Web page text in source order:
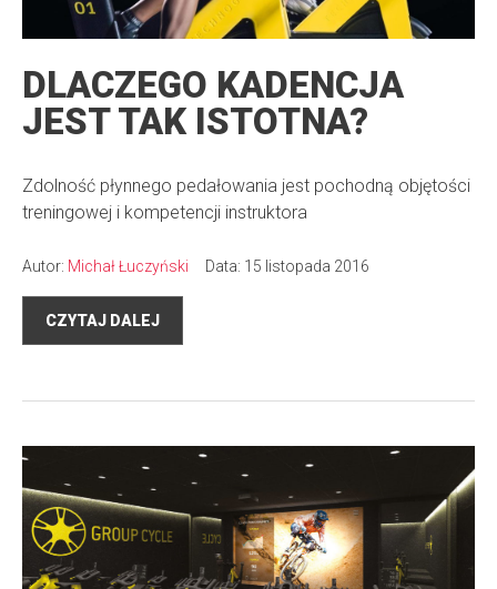
DLACZEGO KADENCJA
JEST TAK ISTOTNA?
Zdolność płynnego pedałowania jest pochodną objętości
treningowej i kompetencji instruktora
Autor: Michał Łuczyński Data: 15 listopada 2016
CZYTAJ DALEJ